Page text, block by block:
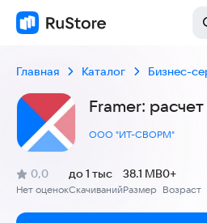
Главная Каталог Бизнес-
Framer:
ООО "ИТ-СВОРМ"
Рейтинг:
0,0
(
Нет оценок
)
Скачиваний
до 1 тыс
Размер
38.1 MB
Возраст
0+